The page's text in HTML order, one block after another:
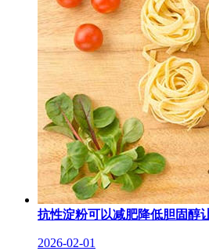
抗性淀粉可以减肥降低胆固醇
2026-02-01